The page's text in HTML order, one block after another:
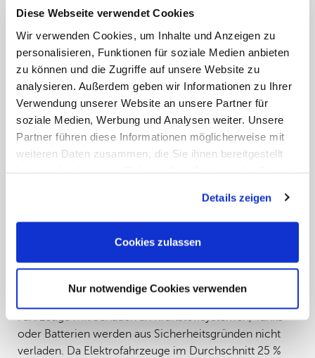
Diese Webseite verwendet Cookies
Wir verwenden Cookies, um Inhalte und Anzeigen zu
personalisieren, Funktionen für soziale Medien anbieten
zu können und die Zugriffe auf unsere Website zu
analysieren. Außerdem geben wir Informationen zu Ihrer
Verwendung unserer Website an unsere Partner für
soziale Medien, Werbung und Analysen weiter. Unsere
Partner führen diese Informationen möglicherweise mit
weiteren Daten zusammen, die Sie ihnen bereitgestellt
Cookies, wenn Sie unsere Webseite weiterhin nutzen.
Details zeigen
Cookies zulassen
Nur notwendige Cookies verwenden
Alle Wichtigen Hinweise für das
Verladen von AFVs
Beim Verladen von alternativen Kraftstofffahrzeugen
(AFVs) gibt es mehrere wichtige Punkte zu beachten,
um die Sicherheit an Bord zu gewährleisten. Zunächst
müssen der Typ und die Position der Fahrzeuge an
Bord exakt aufgezeichnet und sichtbar markiert
werden. Für rein elektrische oder wiederaufladbare
der Gesamtkapazität nicht überschreiten, um die
Sicherheit zu gewährleisten. Fahrzeuge mit Flüssig-
oder Erdgas dürfen nur mit maximal 50 % gefüllten
Explosionen zu minimieren.
Fahrzeuge mit Schäden an Kraftstoffsystemen, Tanks
oder Batterien werden aus Sicherheitsgründen nicht
verladen. Da Elektrofahrzeuge im Durchschnitt 25 %